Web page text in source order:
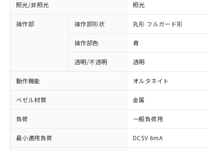
照光/非照光 照光
操作部 操作部形状 丸形 フルガード形
操作部色 青
透明/不透明 透明
動作機能 オルタネイト
ベゼル材質 金属
負荷 一般負荷用
最小適用負荷 DC5V 6mA